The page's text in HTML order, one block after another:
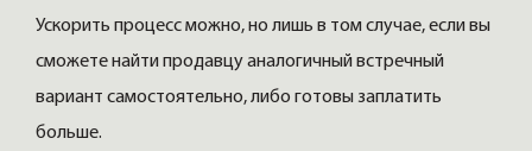
Ускорить процесс можно, но лишь в том случае, если вы
сможете найти продавцу аналогичный встречный
вариант самостоятельно, либо готовы заплатить
больше.